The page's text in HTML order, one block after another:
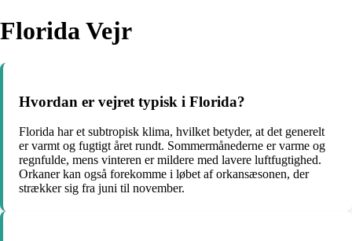
Florida Vejr
Hvordan er vejret typisk i Florida?
Florida har et subtropisk klima, hvilket betyder, at det generelt
er varmt og fugtigt året rundt. Sommermånederne er varme og
regnfulde, mens vinteren er mildere med lavere luftfugtighed.
Orkaner kan også forekomme i løbet af orkansæsonen, der
strækker sig fra juni til november.